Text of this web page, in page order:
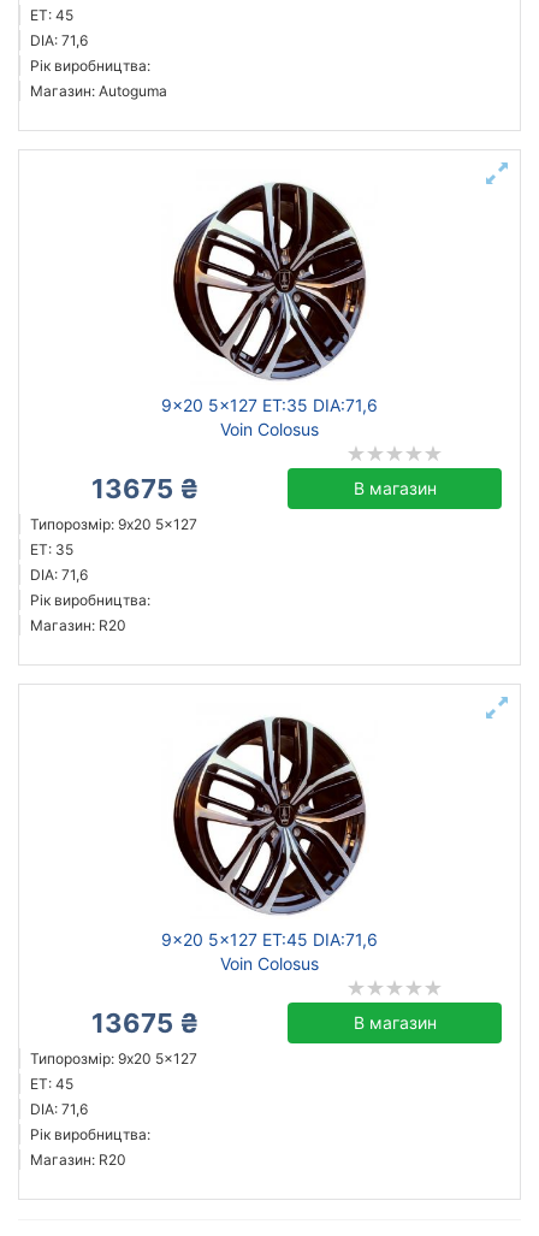
ET: 45
DIA: 71,6
Рік виробництва:
Магазин: Autoguma
9x20 5x127 ET:35 DIA:71,6
Voin Colosus
13675 ₴ В магазин
Типорозмір: 9x20 5x127
ET: 35
DIA: 71,6
Рік виробництва:
Магазин: R20
9x20 5x127 ET:45 DIA:71,6
Voin Colosus
13675 ₴ В магазин
Типорозмір: 9x20 5x127
ET: 45
DIA: 71,6
Рік виробництва:
Магазин: R20